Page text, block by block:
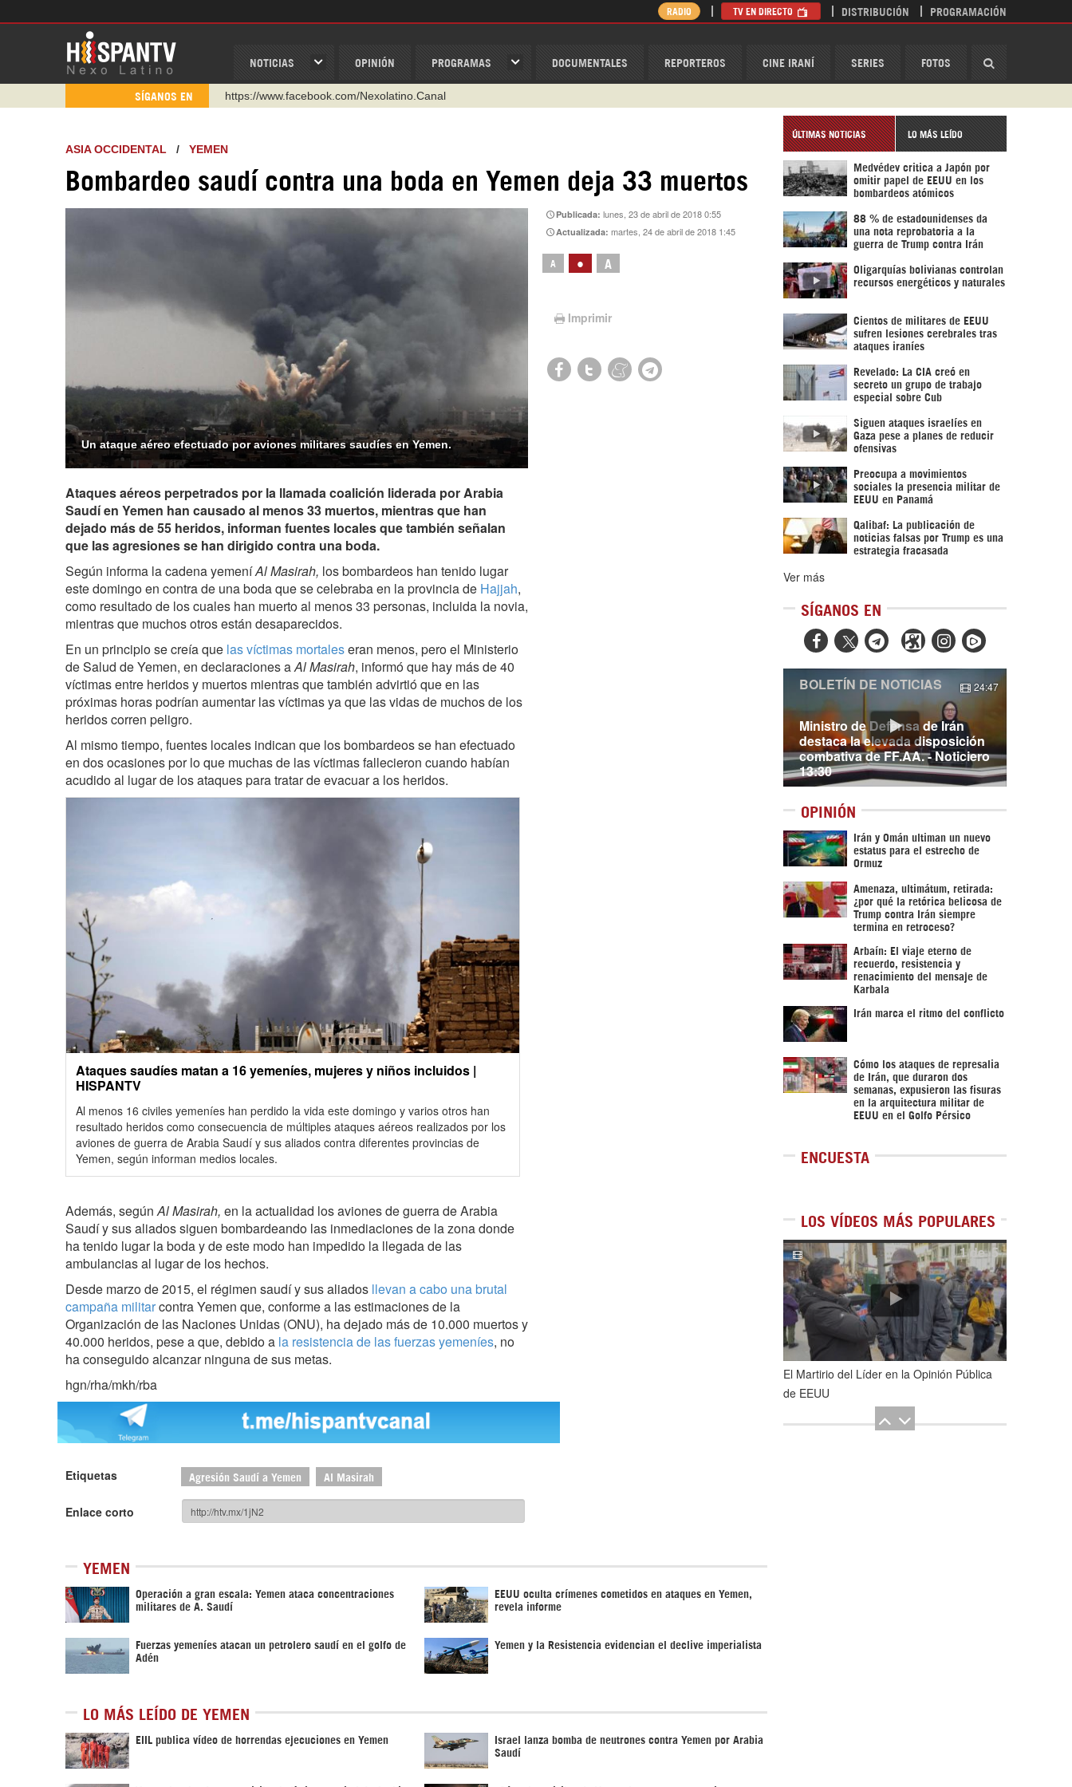
NOTICIAS OPINIÓN PROGRAMAS DOCUMENTALES REPORTEROS CINE IRANÍ SERIES FOTOS
RADIO TV EN DIRECTO DISTRIBUCIÓN PROGRAMACIÓN
SÍGANOS EN
https://www.facebook.com/Nexolatino.Canal
http://twitter.com/nexo_latino
https://t.me/hispantvcanal
https://urmedium.com/c/hispantv
WhatsApp y Viber: +98 921 79 29 404
ASIA OCCIDENTAL / YEMEN
Bombardeo saudí contra una boda en Yemen deja 33 muertos
Un ataque aéreo efectuado por aviones militares saudíes en Yemen.
Publicada:lunes, 23 de abril de 2018 0:55
Actualizada:martes, 24 de abril de 2018 1:45
A • A
Imprimir
Ataques aéreos perpetrados por la llamada coalición liderada por Arabia
Saudí en Yemen han causado al menos 33 muertos, mientras que han
dejado más de 55 heridos, informan fuentes locales que también señalan
que las agresiones se han dirigido contra una boda.
Según informa la cadena yemeníAl Masirah, los bombardeos han tenido lugar
este domingo en contra de una boda que se celebraba en la provincia de Hajjah,
como resultado de los cuales han muerto al menos 33 personas, incluida la novia,
mientras que muchos otros están desaparecidos.
En un principio se creía que las víctimas mortaleseran menos, pero el Ministerio
de Salud de Yemen, en declaraciones aAl Masirah, informó que hay más de 40
víctimas entre heridos y muertos mientras que también advirtió que en las
próximas horas podrían aumentar las víctimas ya que las vidas de muchos de los
heridos corren peligro.
Al mismo tiempo, fuentes locales indican que los bombardeos se han efectuado
en dos ocasiones por lo que muchas de las víctimas fallecieron cuando habían
acudido al lugar de los ataques para tratar de evacuar a los heridos.
Ataques saudíes matan a 16 yemeníes, mujeres y niños incluidos |
HISPANTV
Al menos 16 civiles yemeníes han perdido la vida este domingo y varios otros han
resultado heridos como consecuencia de múltiples ataques aéreos realizados por los
aviones de guerra de Arabia Saudí y sus aliados contra diferentes provincias de
Yemen, según informan medios locales.
Además, segúnAl Masirah, en la actualidad los aviones de guerra de Arabia
Saudí y sus aliados siguen bombardeando las inmediaciones de la zona donde
ha tenido lugar la boda y de este modo han impedido la llegada de las
ambulancias al lugar de los hechos.
Desde marzo de 2015, el régimen saudí y sus aliados llevan a cabo una brutal
campaña militarcontra Yemen que, conforme a las estimaciones de la
Organización de las Naciones Unidas (ONU), ha dejado más de 10.000 muertos y
40.000 heridos, pese a que, debido a la resistencia de las fuerzas yemeníes, no
ha conseguido alcanzar ninguna de sus metas.
hgn/rha/mkh/rba
Etiquetas Agresión Saudí a Yemen Al Masirah
Enlace corto
YEMEN
Operación a gran escala: Yemen ataca concentraciones
militares de A. Saudí
EEUU oculta crímenes cometidos en ataques en Yemen,
revela informe
Fuerzas yemeníes atacan un petrolero saudí en el golfo de
Adén
Yemen y la Resistencia evidencian el declive imperialista
LO MÁS LEÍDO DE YEMEN
EIIL publica vídeo de horrendas ejecuciones en Yemen Israel lanza bomba de neutrones contra Yemen por Arabia
Saudí
ÚLTIMAS NOTICIAS LO MÁS LEÍDO
Medvédev critica a Japón por
omitir papel de EEUU en los
bombardeos atómicos
88 % de estadounidenses da
una nota reprobatoria a la
guerra de Trump contra Irán
Oligarquías bolivianas controlan
recursos energéticos y naturales
Cientos de militares de EEUU
sufren lesiones cerebrales tras
ataques iraníes
Revelado: La CIA creó en
secreto un grupo de trabajo
especial sobre Cub
Siguen ataques israelíes en
Gaza pese a planes de reducir
ofensivas
Preocupa a movimientos
sociales la presencia militar de
EEUU en Panamá
Qalibaf: La publicación de
noticias falsas por Trump es una
estrategia fracasada
Ver más
SÍGANOS EN
  
Ministro de Defensa de Irán
destaca la elevada disposición
combativa de FF.AA. - Noticiero
13:30
BOLETÍN DE NOTICIAS 24:47
OPINIÓN
Irán y Omán ultiman un nuevo
estatus para el estrecho de
Ormuz
Amenaza, ultimátum, retirada:
¿por qué la retórica belicosa de
Trump contra Irán siempre
termina en retroceso?
Arbaín: El viaje eterno de
recuerdo, resistencia y
renacimiento del mensaje de
Karbala
Irán marca el ritmo del conflicto
Cómo los ataques de represalia
de Irán, que duraron dos
semanas, expusieron las fisuras
en la arquitectura militar de
EEUU en el Golfo Pérsico
ENCUESTA
LOS VÍDEOS MÁS POPULARES
1de5
El Martirio del Líder en la Opinión Pública
de EEUU